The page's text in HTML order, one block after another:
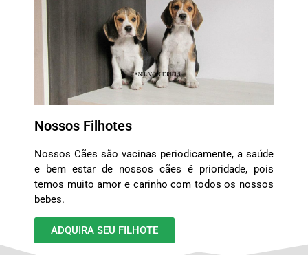
Nossos Filhotes
Nossos Cães são vacinas periodicamente, a saúde
e bem estar de nossos cães é prioridade, pois
temos muito amor e carinho com todos os nossos
bebes.
ADQUIRA SEU FILHOTE